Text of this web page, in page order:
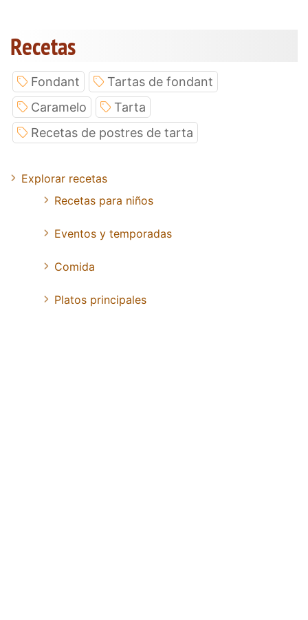
Recetas
Fondant
Tartas de fondant
Caramelo
Tarta
Recetas de postres de tarta
Explorar recetas
Recetas para niños
Eventos y temporadas
Comida
Platos principales